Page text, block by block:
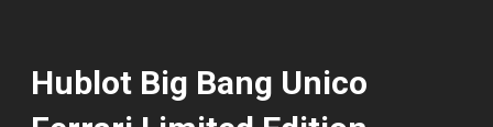
Hublot Big Bang Unico